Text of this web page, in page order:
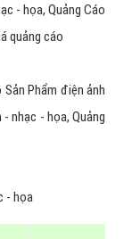
- họa, Quảng Cáo
quảng cáo
Phẩm điện ảnh
nhạc - họa, Quảng
- họa